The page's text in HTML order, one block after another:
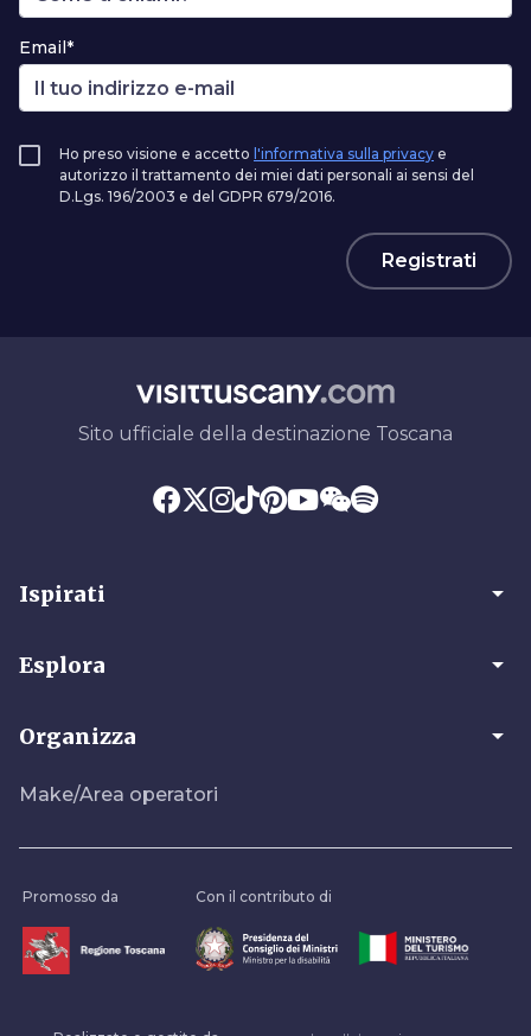
Email*
Ho preso visione e accetto l'informativa sulla privacy e
autorizzo il trattamento dei miei dati personali ai sensi del
D.Lgs. 196/2003 e del GDPR 679/2016.
Registrati
Sito ufficiale della destinazione Toscana
Ispirati arrow_drop_down
Esplora arrow_drop_down
Organizza arrow_drop_down
Make/Area operatori
Promosso da Con il contributo di